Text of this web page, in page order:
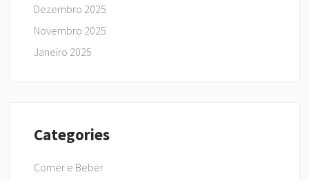
Dezembro 2025
Novembro 2025
Janeiro 2025
Categories
Comer e Beber